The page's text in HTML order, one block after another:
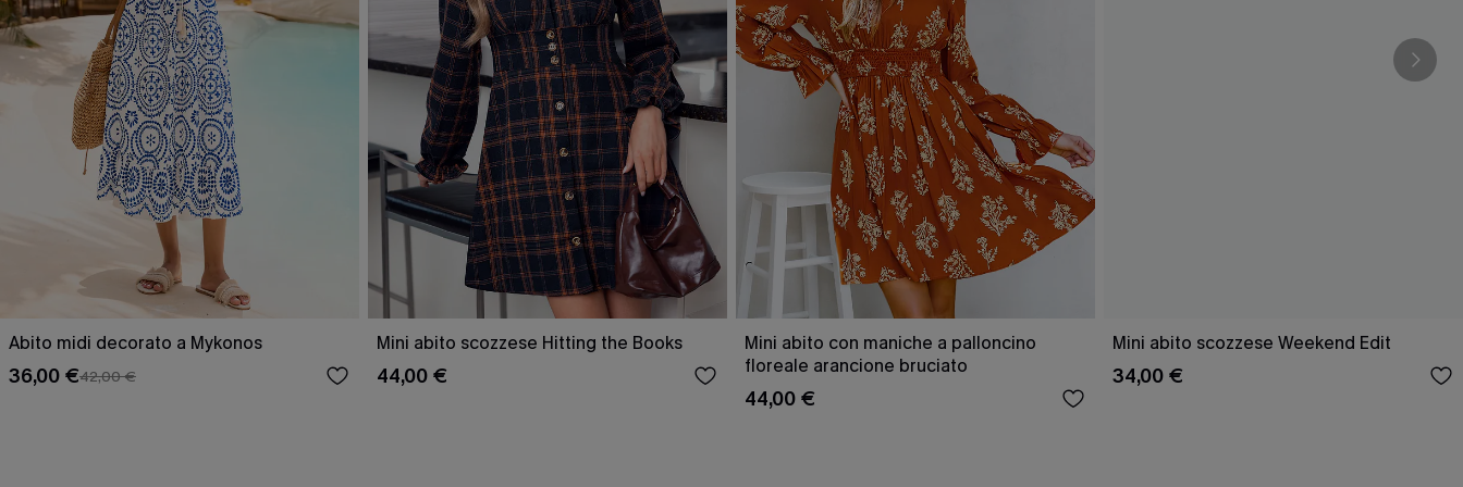
Abito midi decorato a Mykonos
36,00 €42,00 €
Mini abito scozzese Hitting the Books
44,00 €
Mini abito con maniche a palloncino
floreale arancione bruciato
44,00 €
Mini abito scozzese Weekend Edit
34,00 €